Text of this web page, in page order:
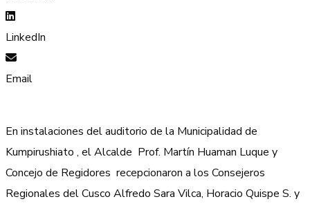
LinkedIn
Email
En instalaciones del auditorio de la Municipalidad de
Kumpirushiato , el Alcalde Prof. Martín Huaman Luque y
Concejo de Regidores recepcionaron a los Consejeros
Regionales del Cusco Alfredo Sara Vilca, Horacio Quispe S. y